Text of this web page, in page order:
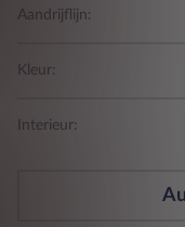
Aandrijflijn:
Kleur:
Interieur: